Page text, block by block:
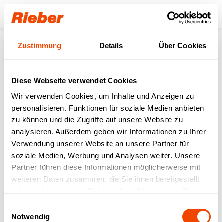
Zustimmung Details Über Cookies
Diese Webseite verwendet Cookies
Wir verwenden Cookies, um Inhalte und Anzeigen zu
personalisieren, Funktionen für soziale Medien anbieten
zu können und die Zugriffe auf unsere Website zu
analysieren. Außerdem geben wir Informationen zu Ihrer
Verwendung unserer Website an unsere Partner für
soziale Medien, Werbung und Analysen weiter. Unsere
Partner führen diese Informationen möglicherweise mit
weiteren Daten zusammen, die Sie ihnen bereitgestellt
Notwendig
Login
Impressum
Rieber GmbH & Co. KG
Hoffmannstrasse 44
D-72770 Reutlingen
Telefon: +49 (0) 7121 518-0
Telefax: +49 (0) 7121 518-300
E-Mail:info@rieber.de
Rechtsform: Kommanditgesellschaft, Sitz: Reutlingen,
Registergericht: Stuttgart HRA 350581.